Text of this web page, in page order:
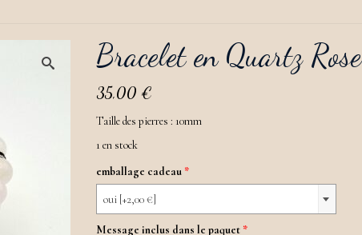
Bracelet en Quartz Rose
35,00 €
Taille des pierres : 10mm
1 en stock
emballage cadeau*
oui [+2,00 €]
Message inclus dans le paquet*